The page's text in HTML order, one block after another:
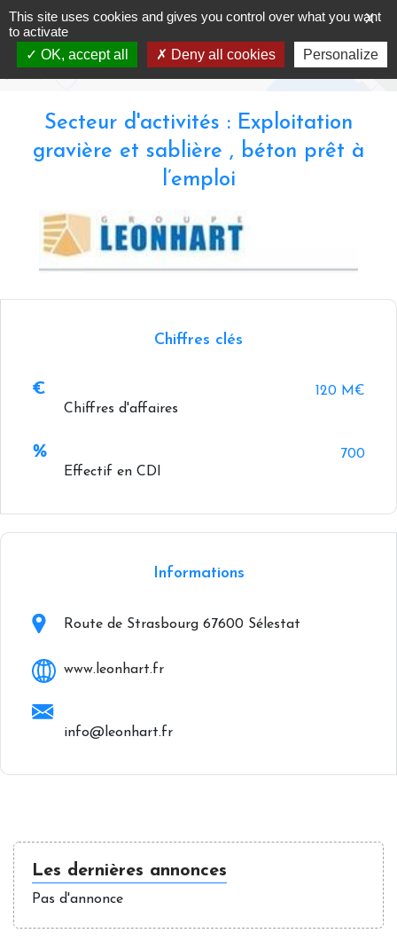
Skip
to
content
Sablières J. Leonhart
Accueil- Annuaire - Sablières J. Leonhart
Secteur d'activités : Exploitation
gravière et sablière , béton prêt à
l’emploi
Chiffres clés
Chiffres d'affaires
120 M€
Effectif en CDI
700
+
Informations
Route de Strasbourg 67600 Sélestat
www.leonhart.fr
info@leonhart.fr
Les dernières annonces
Pas d'annonce
X
This site uses cookies and gives you control over what you want
to activate
OK, accept all
Deny all cookies Personalize